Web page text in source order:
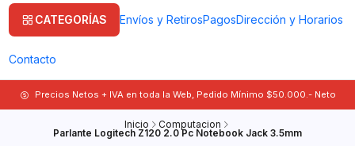
CATEGORÍAS Envíos y RetirosPagosDirección y Horarios
Contacto
Precios Netos + IVA en toda la Web, Pedido Mínimo $50.000.- Neto
Inicio Computacion
Parlante Logitech Z120 2.0 Pc Notebook Jack 3.5mm